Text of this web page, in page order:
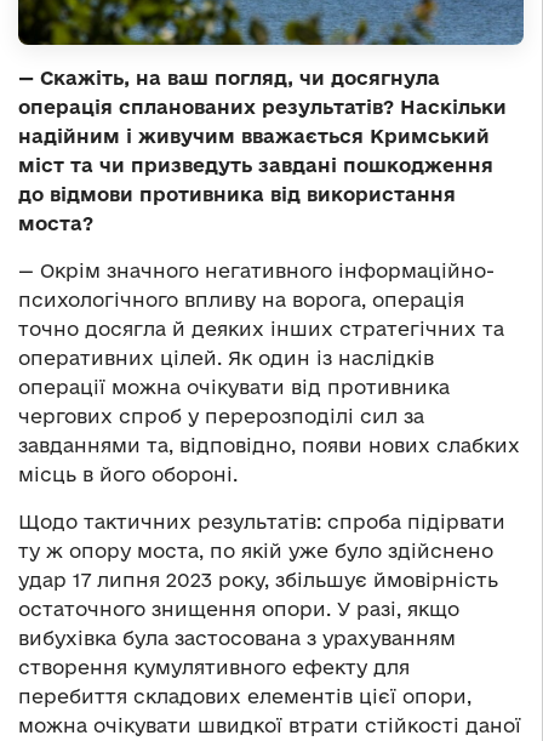
— Скажіть, на ваш погляд, чи досягнула
операція спланованих результатів? Наскільки
надійним і живучим вважається Кримський
міст та чи призведуть завдані пошкодження
до відмови противника від використання
моста?
— Окрім значного негативного інформаційно-
психологічного впливу на ворога, операція
точно досягла й деяких інших стратегічних та
оперативних цілей. Як один із наслідків
операції можна очікувати від противника
чергових спроб у перерозподілі сил за
завданнями та, відповідно, появи нових слабких
місць в його обороні.
Щодо тактичних результатів: спроба підірвати
ту ж опору моста, по якій уже було здійснено
удар 17 липня 2023 року, збільшує ймовірність
остаточного знищення опори. У разі, якщо
вибухівка була застосована з урахуванням
створення кумулятивного ефекту для
перебиття складових елементів цієї опори,
можна очікувати швидкої втрати стійкості даної